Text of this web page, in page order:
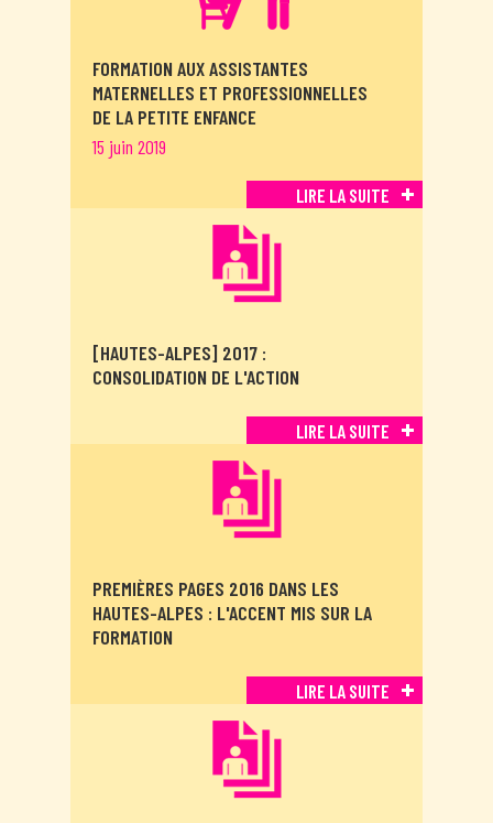
FORMATION AUX ASSISTANTES
MATERNELLES ET PROFESSIONNELLES
DE LA PETITE ENFANCE
15 juin 2019
LIRE LA SUITE
[HAUTES-ALPES] 2017 :
CONSOLIDATION DE L'ACTION
LIRE LA SUITE
PREMIÈRES PAGES 2016 DANS LES
HAUTES-ALPES : L'ACCENT MIS SUR LA
FORMATION
LIRE LA SUITE